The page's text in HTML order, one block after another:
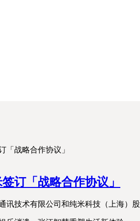
订「战略合作协议」
讯技术有限公司和纯米科技（上海）